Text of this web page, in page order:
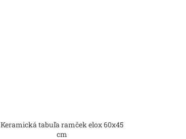
Keramická tabuľa ramček elox 60x45
cm